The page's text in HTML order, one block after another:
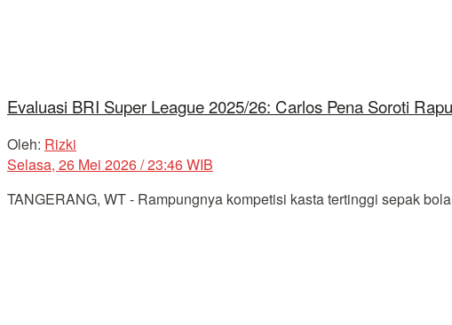
Evaluasi BRI Super League 2025/26: Carlos Pena Soroti
Oleh: Rizki
Selasa, 26 Mei 2026 / 23:46 WIB
TANGERANG, WT - Rampungnya kompetisi kasta tertinggi sepak